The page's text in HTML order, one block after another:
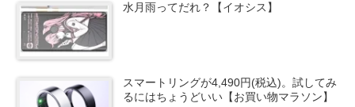
水月雨ってだれ？【イオシス】
スマートリングが4,490円(税込)。試してみ
るにはちょうどいい【お買い物マラソン】